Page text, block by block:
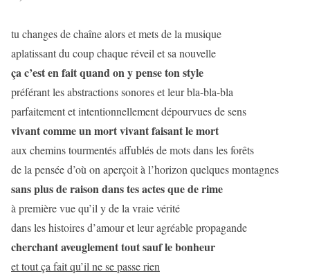
tu changes de chaîne alors et mets de la musique
aplatissant du coup chaque réveil et sa nouvelle
ça c’est en fait quand on y pense ton style
préférant les abstractions sonores et leur bla-bla-bla
parfaitement et intentionnellement dépourvues de sens
vivant comme un mort vivant faisant le mort
aux chemins tourmentés affublés de mots dans les forêts
de la pensée d’où on aperçoit à l’horizon quelques montagnes
sans plus de raison dans tes actes que de rime
à première vue qu’il y de la vraie vérité
dans les histoires d’amour et leur agréable propagande
cherchant aveuglement tout sauf le bonheur
et tout ça fait qu’il ne se passe rien